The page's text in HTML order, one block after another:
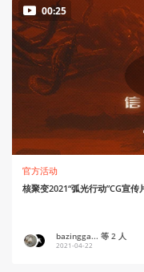
00:25
官方活动
核聚变2021“弧光行动”CG宣传
bazingga... 等 2 人
2021-04-22